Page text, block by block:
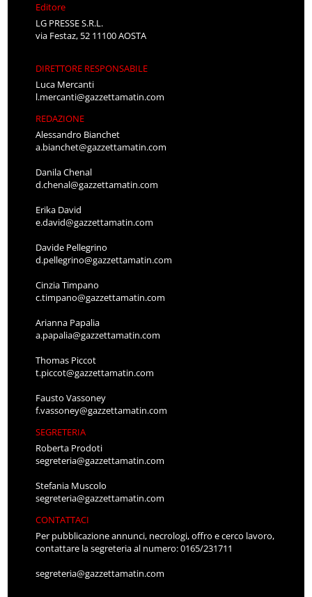
Editore
LG PRESSE S.R.L.
via Festaz, 52 11100 AOSTA
DIRETTORE RESPONSABILE
Luca Mercanti
l.mercanti@gazzettamatin.com
REDAZIONE
Alessandro Bianchet
a.bianchet@gazzettamatin.com
Danila Chenal
d.chenal@gazzettamatin.com
Erika David
e.david@gazzettamatin.com
Davide Pellegrino
d.pellegrino@gazzettamatin.com
Cinzia Timpano
c.timpano@gazzettamatin.com
Arianna Papalia
a.papalia@gazzettamatin.com
Thomas Piccot
t.piccot@gazzettamatin.com
Fausto Vassoney
f.vassoney@gazzettamatin.com
SEGRETERIA
Roberta Prodoti
segreteria@gazzettamatin.com
Stefania Muscolo
segreteria@gazzettamatin.com
CONTATTACI
Per pubblicazione annunci, necrologi, offro e cerco lavoro,
contattare la segreteria al numero: 0165/231711
segreteria@gazzettamatin.com